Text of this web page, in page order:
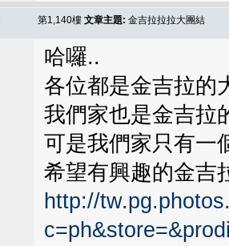
第1,140樓 文章主題: 金吉拉拉拉大團結
哈囉..
各位都是金吉拉的
我們家也是金吉拉
可是我們家只有一
希望有興趣的金吉
http://